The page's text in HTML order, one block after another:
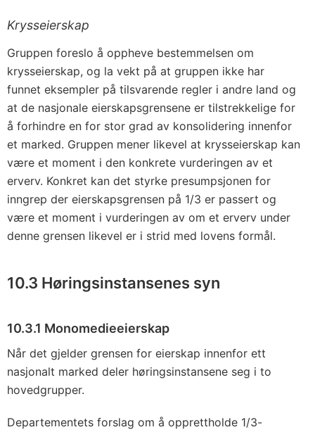
Krysseierskap
Gruppen foreslo å oppheve bestemmelsen om
krysseierskap, og la vekt på at gruppen ikke har
funnet eksempler på tilsvarende regler i andre land og
at de nasjonale eierskapsgrensene er tilstrekkelige for
å forhindre en for stor grad av konsolidering innenfor
et marked. Gruppen mener likevel at krysseierskap kan
være et moment i den konkrete vurderingen av et
erverv. Konkret kan det styrke presumpsjonen for
inngrep der eierskapsgrensen på 1/3 er passert og
være et moment i vurderingen av om et erverv under
denne grensen likevel er i strid med lovens formål.
10.3 Høringsinstansenes syn
10.3.1 Monomedieeierskap
Når det gjelder grensen for eierskap innenfor ett
nasjonalt marked deler høringsinstansene seg i to
hovedgrupper.
Departementets forslag om å opprettholde 1/3-